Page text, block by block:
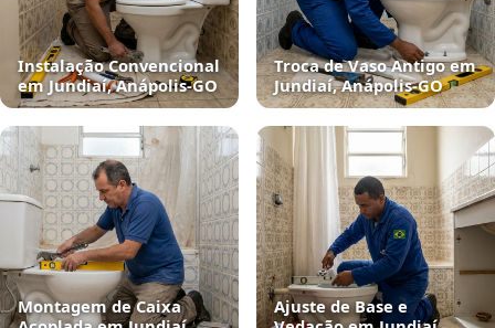
Instalação Convencional
em Jundiaí, Anápolis‑GO
Troca de Vaso Antigo em
Jundiaí, Anápolis‑GO
Montagem de Caixa
Ajuste de Base e